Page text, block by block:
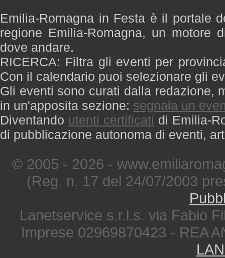
Emilia-Romagna in Festa è il portale
regione Emilia-Romagna, un motore
dove andare.
RICERCA: Filtra gli eventi per
Con il calendario puoi selezionare gli
Gli eventi sono curati dalla redazione,
in un'apposita sezione: segnala un
Diventando utenti certificati di Emilia-
di pubblicazione autonoma di eventi,
© 2005 - 2026 -
(Reg. n. 17 del 24/07/2003
Lanetservice s.r.l.s. via Fabio
Imprese 02969870423 - REA